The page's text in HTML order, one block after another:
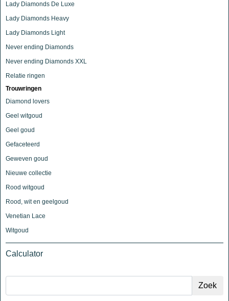
Lady Diamonds De Luxe
Lady Diamonds Heavy
Lady Diamonds Light
Never ending Diamonds
Never ending Diamonds XXL
Relatie ringen
Trouwringen
Diamond lovers
Geel witgoud
Geel goud
Gefaceteerd
Geweven goud
Nieuwe collectie
Rood witgoud
Rood, wit en geelgoud
Venetian Lace
Witgoud
Calculator